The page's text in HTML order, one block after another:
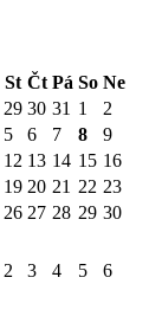
St Čt Pá So Ne
29 30 31 1
2
5 6 7 8
9
12 13 14 15 16
19 20 21 22 23
26 27 28 29 30
2 3 4 5 6